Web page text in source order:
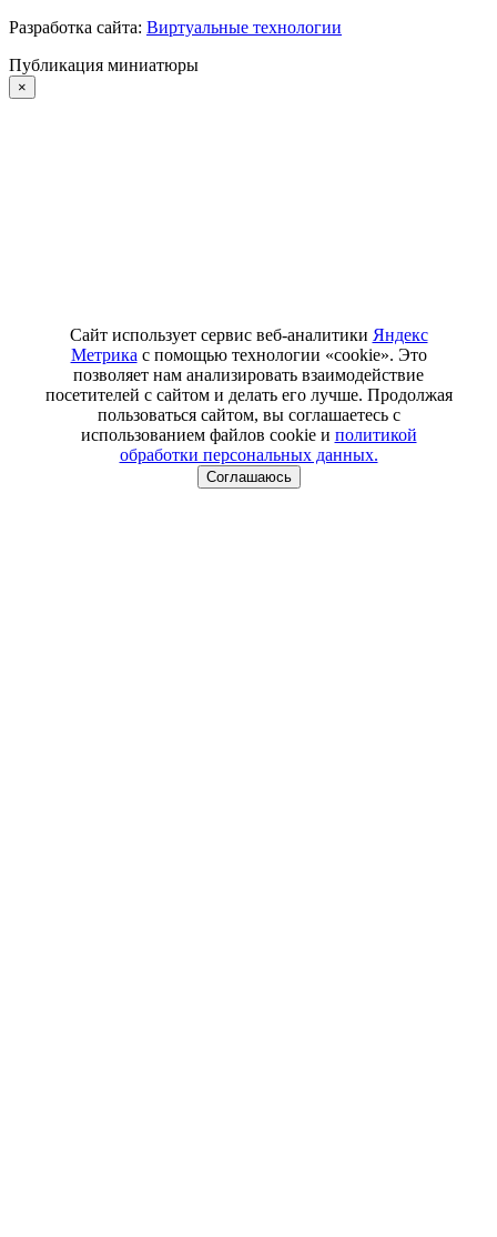
Разработка сайта: Виртуальные технологии
Публикация миниатюры
×
Сайт использует сервис веб-аналитики Яндекс
Метрика с помощью технологии «cookie». Это
позволяет нам анализировать взаимодействие
посетителей с сайтом и делать его лучше. Продолжая
пользоваться сайтом, вы соглашаетесь с
использованием файлов cookie и политикой
обработки персональных данных.
Соглашаюсь